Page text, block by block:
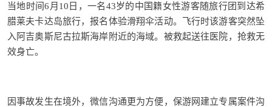
当地时间6月10日，一名43岁的中国籍女性游客随旅行团到达希
腊莱夫卡达岛旅行，报名体验滑翔伞活动。飞行时该游客突然坠
入阿吉奥斯尼古拉斯海岸附近的海域。被救起送往医院，抢救无
效身亡。
因事故发生在境外，微信沟通更为方便，保游网建立专属案件沟